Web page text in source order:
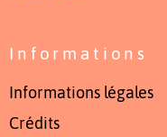
Informations
Informations légales
Crédits